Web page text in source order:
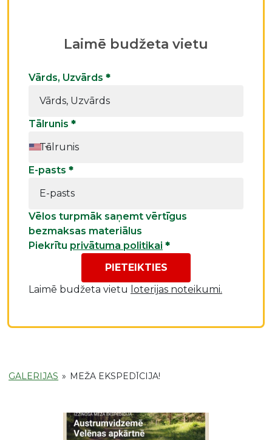
GALERIJAS » MEŽA EKSPEDĪCIJA!
Laimē budžeta vietu
Vārds, Uzvārds *
Tālrunis *
E-pasts *
Vēlos turpmāk saņemt vērtīgus
bezmaksas materiālus
Piekrītu privātuma politikai *
PIETEIKTIES
Laimē budžeta vietu loterijas noteikumi.